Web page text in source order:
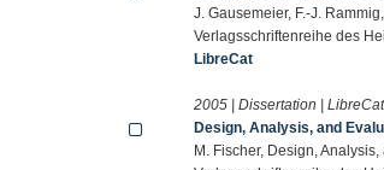
J. Gausemeier, F.-J.
Verlagsschriftenreihe des
LibreCat
2005 | Dissertation |
Design, Analysis, and
M. Fischer, Design,